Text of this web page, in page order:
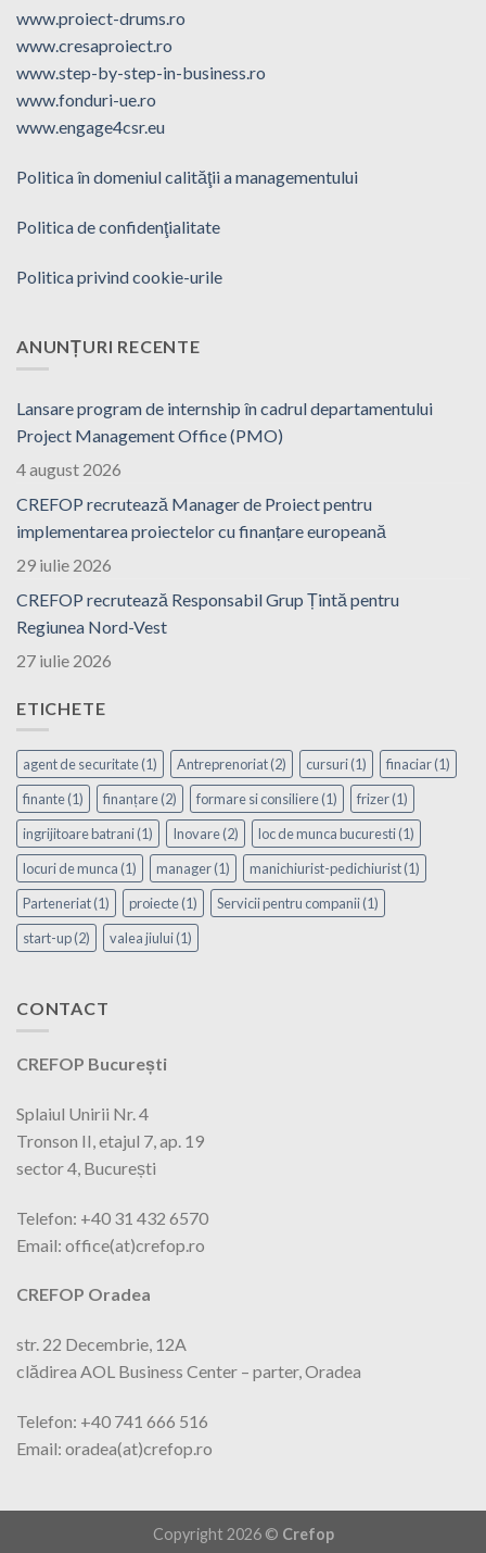
www.proiect-drums.ro
www.cresaproiect.ro
www.step-by-step-in-business.ro
www.fonduri-ue.ro
www.engage4csr.eu
Politica în domeniul calităţii a managementului
Politica de confidenţialitate
Politica privind cookie-urile
ANUNȚURI RECENTE
Lansare program de internship în cadrul departamentului
Project Management Office (PMO)
4 august 2026
CREFOP recrutează Manager de Proiect pentru
implementarea proiectelor cu finanțare europeană
29 iulie 2026
CREFOP recrutează Responsabil Grup Țintă pentru
Regiunea Nord-Vest
27 iulie 2026
ETICHETE
agent de securitate(1) Antreprenoriat(2) cursuri(1) finaciar(1)
finante(1) finanțare(2) formare si consiliere(1) frizer(1)
ingrijitoare batrani(1) Inovare(2) loc de munca bucuresti(1)
locuri de munca (1) manager(1) manichiurist-pedichiurist(1)
Parteneriat(1) proiecte(1) Servicii pentru companii(1)
start-up(2) valea jiului(1)
CONTACT
CREFOP București
Splaiul Unirii Nr. 4
Tronson II, etajul 7, ap. 19
sector 4, București
Telefon: +40 31 432 6570
Email: office(at)crefop.ro
CREFOP Oradea
str. 22 Decembrie, 12A
clădirea AOL Business Center – parter, Oradea
Telefon: +40 741 666 516
Email: oradea(at)crefop.ro
Copyright 2026 © Crefop